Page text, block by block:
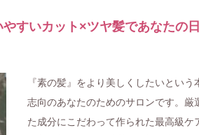
すいカット×ツヤ髪であなたの
『素の髪』をより美しくしたいという
志向のあなたのためのサロンです。厳
た成分にこだわって作られた最高級ケ